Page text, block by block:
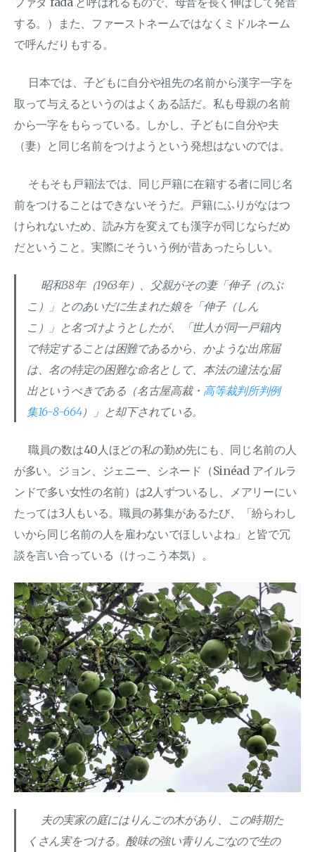
する。）また、ファーストネームではなくミドルネーム
で呼んだりもする。
日本では、子どもに自分や祖先の名前から漢字一字を
取って与えるというのはよくある話だ。私も母親の名前
から一字をもらっている。しかし、子どもに自分や夫
（妻）と同じ名前をつけようという発想はないのでは。
そもそも戸籍法では、同じ戸籍に在籍する者に同じ名
前をつけることはできないそうだ。戸籍にふりがなはつ
けられないため、読み方を変えても漢字が同じならだめ
だということ。実際にそういう例が昔あったらしい。
昭和38年（1963年）、父親がその妻「伸子（のぶ
こ）」とのあいだに生まれた娘を「伸子（しん
こ）」と名づけようとしたが、「世人が同一戸籍内
で特定することは困難であるから、かような出席届
は、名の特定の困難な命名として、本法の違法な届
出というべきである（名古屋高裁・ 高等裁判所判例
集16-8-664）」と却下されている。
職員の数は40人ほどの私の勤め先にも、同じ名前の人
が多い。ジョン、ジェニー、シネード（Sinéad アイルラ
ンドで多い女性の名前）は2人ずついるし、メアリーにい
たっては3人もいる。職員の募集があるたび、「紛らわし
いから同じ名前の人を雇わないでほしいよね」と皆で冗
談を言い合っている（けっこう本気）。
夫の実家の庭にはりんごの木があり、この時期た
くさん実をつける。酸味の強い青りんごなので生の